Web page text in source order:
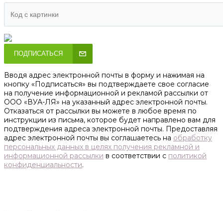
ПОДПИСАТЬСЯ
Вводя адрес электронной почты в форму и нажимая на
кнопку «Подписаться» вы подтверждаете свое согласие
на получение информационной и рекламой рассылки от
ООО «ВУА-ЛЯ» на указанный адрес электронной почты.
Отказаться от рассылки вы можете в любое время по
инструкции из письма, которое будет направлено вам для
подтверждения адреса электронной почты. Предоставляя
адрес электронной почты вы соглашаетесь на обработку
персональных данных в целях получения рекламной и
информационной рассылки в соответствии с политикой
конфиденциальности.